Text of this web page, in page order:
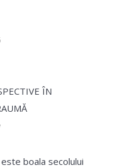
ÎN
boala secolului